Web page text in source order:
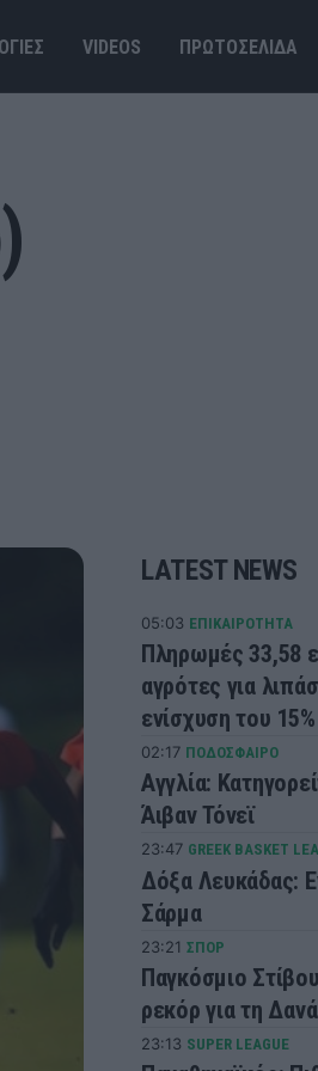
VIDEOS ΠΡΩΤΟΣΕΛΙΔΑ
LATEST NEWS
05:03 ΕΠΙΚΑΙΡΟΤΗΤΑ
Πληρωμές 33,58
αγρότες για
ενίσχυση του 15%
02:17 ΠΟΔΟΣΦΑΙΡΟ
Αγγλία:
Άιβαν Τόνεϊ
23:47 GREEK BASKET
Δόξα Λευκάδας:
Σάρμα
23:21 ΣΠΟΡ
Παγκόσμιο
ρεκόρ για τη
23:13 SUPER LEAGUE